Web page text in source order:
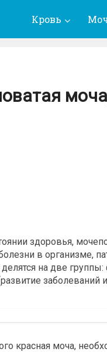
Кровь
здоровья,
в организме,
делятся на две
заболеваний
красная моча,